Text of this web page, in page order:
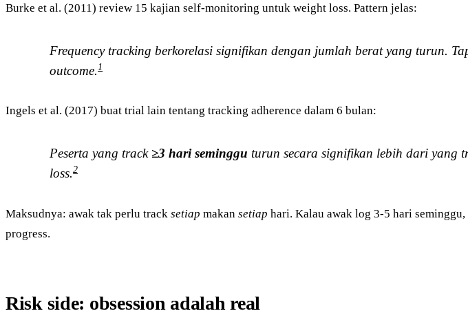
Burke et al. (2011) review 15 kajian self-monitoring untuk weight loss. Pattern jelas:
Frequency tracking berkorelasi signifikan dengan jumlah berat yang turun.
outcome.1
Ingels et al. (2017) buat trial lain tentang tracking adherence dalam 6 bulan:
Peserta yang track ≥3 hari seminggu turun secara signifikan lebih dari yang
loss.2
Maksudnya: awak tak perlu track setiap makan setiap hari. Kalau awak log 3-5 hari
progress.
Risk side: obsession adalah real